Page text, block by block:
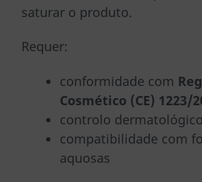
saturar o produto.
Requer:
conformidade com
Cosmético (CE) 1223/
controlo dermatológico
compatibilidade com
aquosas